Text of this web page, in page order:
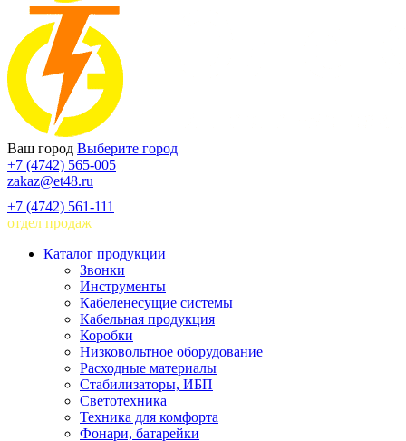
Ваш город Выберите город
+7 (4742) 565-005
zakaz@et48.ru
+7 (4742) 561-111
отдел продаж
Каталог продукции
Звонки
Инструменты
Кабеленесущие системы
Кабельная продукция
Коробки
Низковольтное оборудование
Расходные материалы
Стабилизаторы, ИБП
Светотехника
Техника для комфорта
Фонари, батарейки